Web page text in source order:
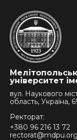
університет
вул. Наукового
область, Україна,
Ректорат:
+380 96 216 13 72